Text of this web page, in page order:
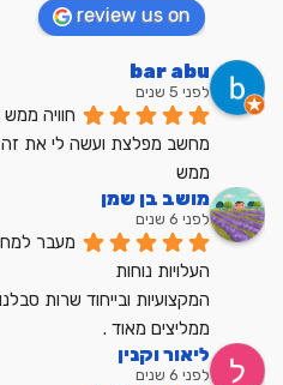
review us on
bar abu
לפני 5 שנים
ממש
מושב בן שמן
לפני 6 שנים
מעבר
העלויות נוחות
המקצועיות ובייחוד שרות
ממליצים מאוד .
ליאור וקנין
לפני 6 שנים